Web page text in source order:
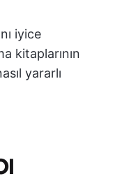
iyice
kitaplarının
yararlı